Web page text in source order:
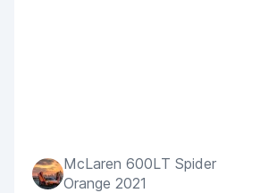
McLaren 600LT Spider
Orange 2021